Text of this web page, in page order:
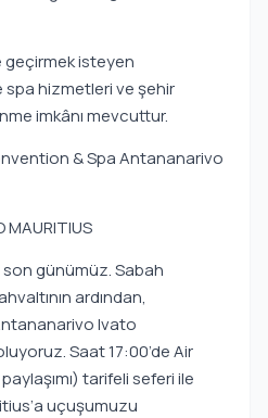
geçirmek isteyen
hizmetleri ve şehir
imkânı mevcuttur.
& Spa Antananarivo
MAURITIUS
son günümüz. Sabah
ardından,
Ivato
Saat 17:00’de Air
tarifeli seferi ile
uçuşumuzu